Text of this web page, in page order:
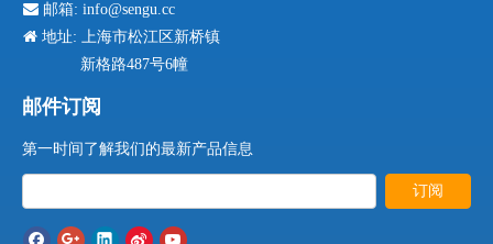
 邮箱: info@sengu.cc
 地址: 上海市松江区新桥镇
新格路487号6幢
邮件订阅
第一时间了解我们的最新产品信息
订阅